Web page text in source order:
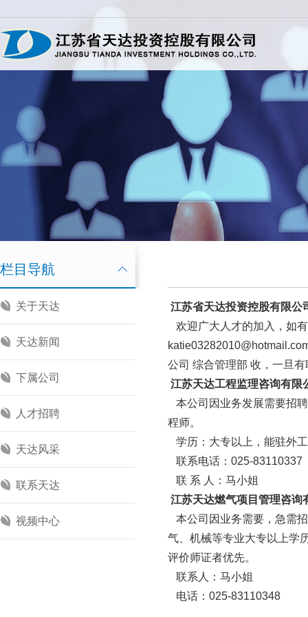
栏目导航
关于天达
天达新闻
下属公司
人才招聘
天达风采
联系天达
视频中心
江苏省天达投资控股有限公
欢迎广大人才的加入，如
公司 综合管理部 收，一旦
江苏天达工程监理咨询有限
本公司因业务发展需要招
程师。
学历：大专以上，能驻外
联系电话：025-
联 系 人：马小姐
江苏天达燃气项目管理咨询
本公司因业务需要，急需
气、机械等专业大专以上学
评价师证者优先。
联系人：马小姐
电话：025-83110348